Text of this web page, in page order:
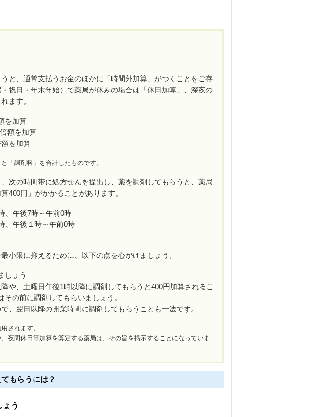
と、通常支払うお金のほかに「時間外加算」がつくことをご存
祝日・年末年始）で薬局が休みの場合は「休日加算」、深夜の
ます。
を加算
額を加算
を加算
「調剤料」を合計したものです。
次の時間帯に処方せんを提出し、薬を調剤してもらうと、薬局
400円」がかかることがあります。
午後7時～午前0時
午後１時～午前0時
小限に抑えるために、以下の点を心がけましょう。
しょう
や、土曜日午後1時以降に調剤してもらうと400円加算されるこ
その前に調剤してもらいましょう。
、翌日以降の開業時間に調剤してもらうことも一法です。
されます。
夜間休日等加算を算定する薬局は、その旨を掲示することになっていま
もらうには？
ょう